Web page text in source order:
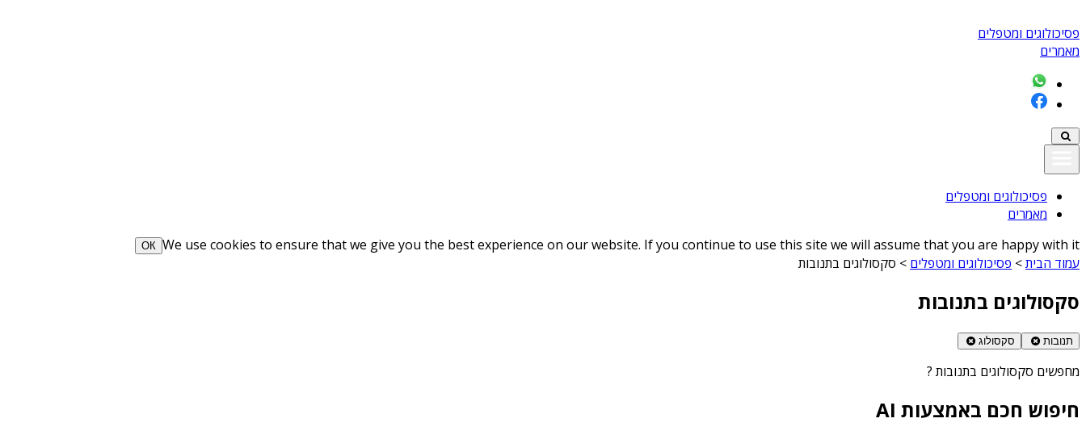
פסיכולוגים ומטפלים
מאמרים
פסיכולוגים ומטפלים
מאמרים
We use cookies to ensure that we give you the best experience on our website. If you continue to use this site we will assume that you are happy with it
ОК
עמוד הבית> פסיכולוגים ומטפלים > סקסולוגים בתנובות
סקסולוגים בתנובות
תנובות סקסולוג
מחפשים סקסולוגים בתנובות ?
חיפוש חכם באמצעות AI